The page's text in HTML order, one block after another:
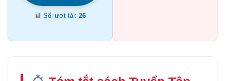
Số lượt tải:26